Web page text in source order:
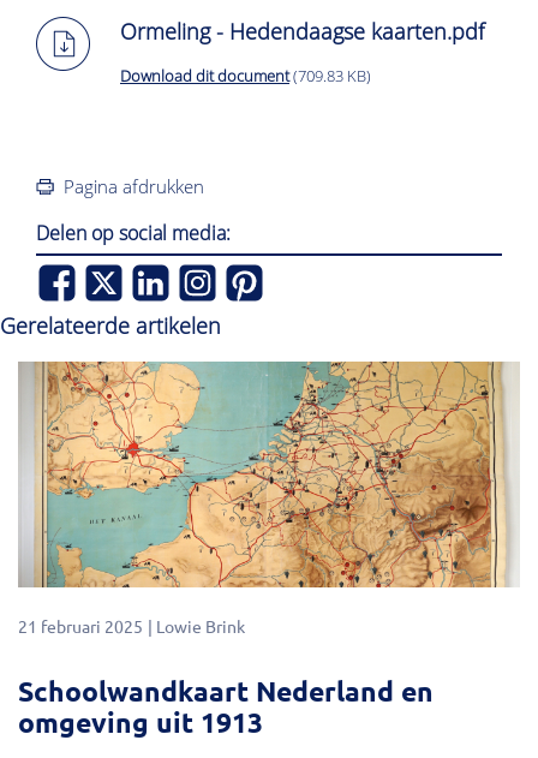
Ormeling - Hedendaagse kaarten.pdf
Download dit document(709.83 KB)
Pagina afdrukken
Delen op social media:
Gerelateerde artikelen
21 februari 2025 Lowie Brink
Schoolwandkaart Nederland en
omgeving uit 1913